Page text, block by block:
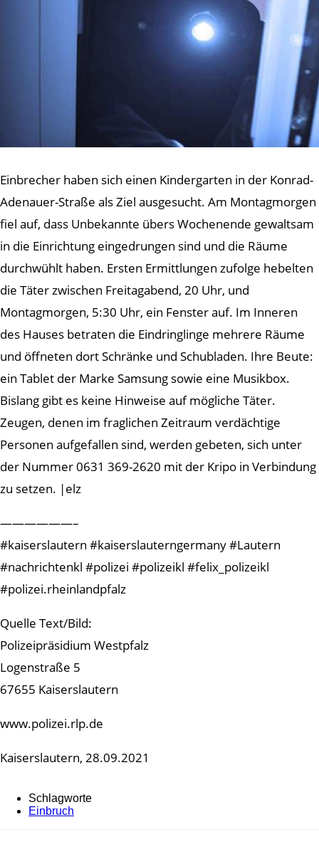
Einbrecher haben sich einen Kindergarten in der Konrad-
Adenauer-Straße als Ziel ausgesucht. Am Montagmorgen
fiel auf, dass Unbekannte übers Wochenende gewaltsam
in die Einrichtung eingedrungen sind und die Räume
durchwühlt haben. Ersten Ermittlungen zufolge hebelten
die Täter zwischen Freitagabend, 20 Uhr, und
Montagmorgen, 5:30 Uhr, ein Fenster auf. Im Inneren
des Hauses betraten die Eindringlinge mehrere Räume
und öffneten dort Schränke und Schubladen. Ihre Beute:
ein Tablet der Marke Samsung sowie eine Musikbox.
Bislang gibt es keine Hinweise auf mögliche Täter.
Zeugen, denen im fraglichen Zeitraum verdächtige
Personen aufgefallen sind, werden gebeten, sich unter
der Nummer 0631 369-2620 mit der Kripo in Verbindung
zu setzen. |elz
——————–
#kaiserslautern #kaiserslauterngermany #Lautern
#nachrichtenkl #polizei #polizeikl #felix_polizeikl
#polizei.rheinlandpfalz
Quelle Text/Bild:
Polizeipräsidium Westpfalz
Logenstraße 5
67655 Kaiserslautern
www.polizei.rlp.de
Kaiserslautern, 28.09.2021
Schlagworte
Einbruch